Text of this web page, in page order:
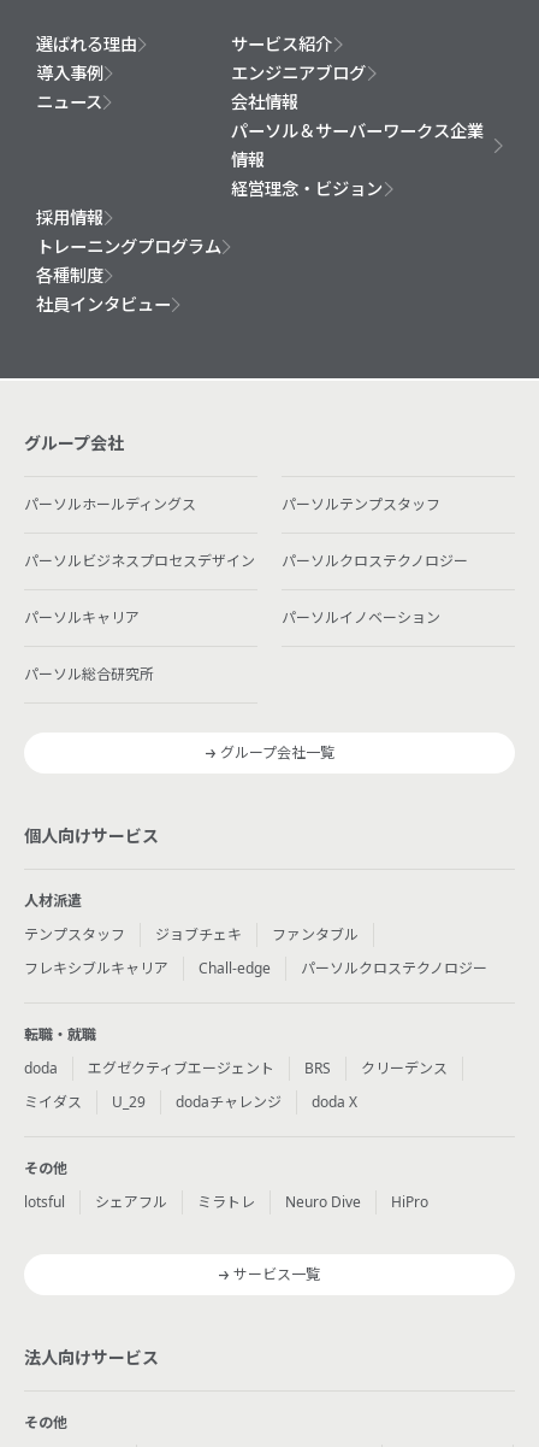
選ばれる理由
サービス紹介
導入事例
エンジニアブログ
ニュース
会社情報
パーソル＆サーバーワークス企業
情報
経営理念・ビジョン
採用情報
トレーニングプログラム
各種制度
社員インタビュー
グループ会社
パーソルホールディングス パーソルテンプスタッフ
パーソルビジネスプロセスデザイン パーソルクロステクノロジー
パーソルキャリア パーソルイノベーション
パーソル総合研究所
グループ会社一覧
個人向けサービス
人材派遣
テンプスタッフ
ジョブチェキ
ファンタブル
フレキシブルキャリア
Chall-edge パーソルクロステクノロジー
転職・就職
doda
エグゼクティブエージェント BRS
クリーデンス
ミイダス
U_29 dodaチャレンジ doda X
その他
lotsful
シェアフル ミラトレ Neuro Dive HiPro
サービス一覧
法人向けサービス
その他